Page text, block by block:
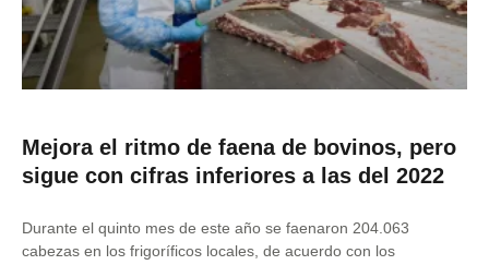
Mejora el ritmo de faena de bovinos, pero
sigue con cifras inferiores a las del 2022
Durante el quinto mes de este año se faenaron 204.063
cabezas en los frigoríficos locales, de acuerdo con los